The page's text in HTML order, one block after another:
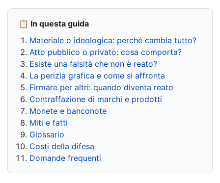
📋 In questa guida
Materiale o ideologica: perché cambia tutto?
Atto pubblico o privato: cosa comporta?
Esiste una falsità che non è reato?
La perizia grafica e come si affronta
Firmare per altri: quando diventa reato
Contraffazione di marchi e prodotti
Monete e banconote
Miti e fatti
Glossario
Costi della difesa
Domande frequenti